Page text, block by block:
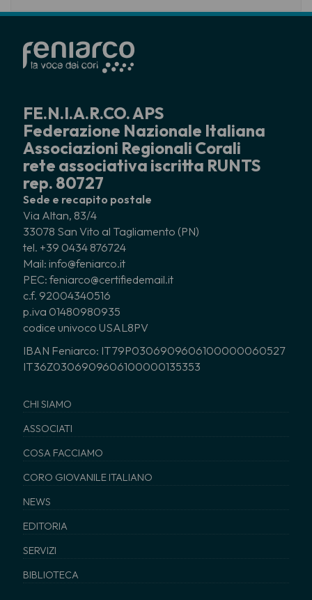
FE.N.I.A.R.CO. APS
Federazione Nazionale Italiana
Associazioni Regionali Corali
rete associativa iscritta RUNTS
rep. 80727
Sede e recapito postale
Via Altan, 83/4
33078 San Vito al Tagliamento (PN)
tel. +39 0434 876724
Mail: info@feniarco.it
PEC: feniarco@certifiedemail.it
c.f. 92004340516
p.iva 01480980935
codice univoco USAL8PV
IBAN Feniarco: IT79P0306909606100000060527
IT36Z0306909606100000135353
CHI SIAMO
ASSOCIATI
COSA FACCIAMO
CORO GIOVANILE ITALIANO
NEWS
EDITORIA
SERVIZI
BIBLIOTECA